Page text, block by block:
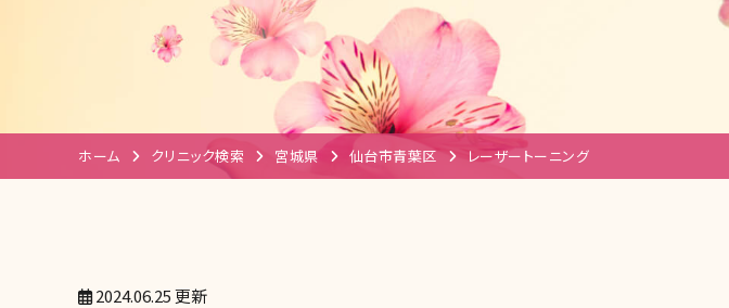
ホーム クリニック検索 宮城県 仙台市青葉区 レーザートーニング
2024.06.25 更新